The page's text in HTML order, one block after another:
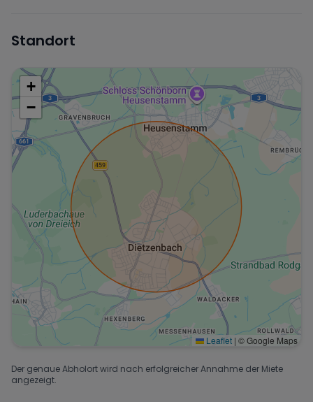
Standort
+
−
Leaflet | © Google Maps
Der genaue Abholort wird nach erfolgreicher Annahme der Miete
angezeigt.